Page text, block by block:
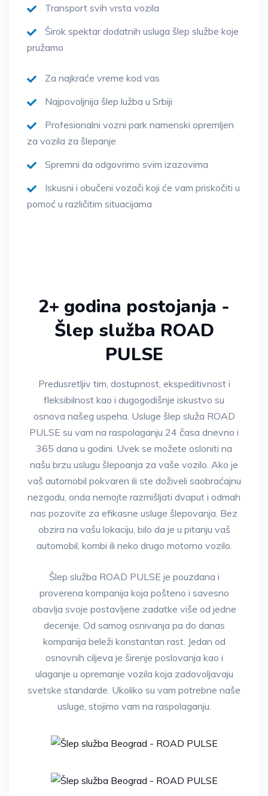
Transport svih vrsta vozila
Širok spektar dodatnih usluga šlep službe koje
pružamo
Za najkraće vreme kod vas
Najpovoljnija šlep lužba u Srbiji
Profesionalni vozni park namenski opremljen
za vozila za šlepanje
Spremni da odgovrimo svim izazovima
Iskusni i obučeni vozači koji će vam priskočiti u
pomoć u različitim situacijama
2+ godina postojanja -
Šlep služba ROAD
PULSE
Predusretljiv tim, dostupnost, ekspeditivnost i
fleksibilnost kao i dugogodišnje iskustvo su
osnova našeg uspeha. Usluge šlep služa ROAD
PULSE su vam na raspolaganju 24 časa dnevno i
365 dana u godini. Uvek se možete osloniti na
našu brzu uslugu šlepoanja za vaše vozilo. Ako je
vaš automobil pokvaren ili ste doživeli saobraćajnu
nezgodu, onda nemojte razmišljati dvaput i odmah
nas pozovite za efikasne usluge šlepovanja. Bez
obzira na vašu lokaciju, bilo da je u pitanju vaš
automobil, kombi ili neko drugo motorno vozilo.
Šlep služba ROAD PULSE je pouzdana i
proverena kompanija koja pošteno i savesno
obavlja svoje postavljene zadatke više od jedne
decenije. Od samog osnivanja pa do danas
kompanija beleži konstantan rast. Jedan od
osnovnih ciljeva je širenje poslovanja kao i
ulaganje u opremanje vozila koja zadovoljavaju
svetske standarde. Ukoliko su vam potrebne naše
usluge, stojimo vam na raspolaganju.